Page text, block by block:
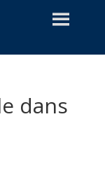
dans